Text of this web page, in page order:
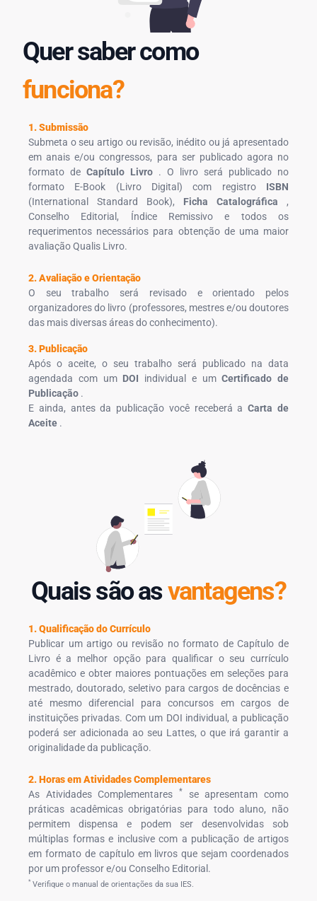
Quer saber como
funciona?
1. Submissão
Submeta o seu artigo ou revisão, inédito ou já apresentado
em anais e/ou congressos, para ser publicado agora no
formato de Capítulo Livro . O livro será publicado no
formato E-Book (Livro Digital) com registro ISBN
(International Standard Book), Ficha Catalográfica ,
Conselho Editorial, Índice Remissivo e todos os
requerimentos necessários para obtenção de uma maior
avaliação Qualis Livro.
2. Avaliação e Orientação
O seu trabalho será revisado e orientado pelos
organizadores do livro (professores, mestres e/ou doutores
das mais diversas áreas do conhecimento).
3. Publicação
Após o aceite, o seu trabalho será publicado na data
agendada com um DOI individual e umCertificado de
Publicação .
E ainda, antes da publicação você receberá aCarta de
Aceite .
Quais são asvantagens?
1. Qualificação do Currículo
Publicar um artigo ou revisão no formato de Capítulo de
Livro é a melhor opção para qualificar o seu currículo
acadêmico e obter maiores pontuações em seleções para
mestrado, doutorado, seletivo para cargos de docências e
até mesmo diferencial para concursos em cargos de
instituições privadas. Com um DOI individual, a publicação
poderá ser adicionada ao seu Lattes, o que irá garantir a
originalidade da publicação.
2. Horas em Atividades Complementares
As Atividades Complementares
*
se apresentam como
práticas acadêmicas obrigatórias para todo aluno, não
permitem dispensa e podem ser desenvolvidas sob
múltiplas formas e inclusive com a publicação de artigos
em formato de capítulo em livros que sejam coordenados
por um professor e/ou Conselho Editorial.
* Verifique o manual de orientações da sua IES.